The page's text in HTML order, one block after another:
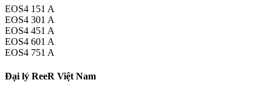
EOS4 151 A
EOS4 301 A
EOS4 451 A
EOS4 601 A
EOS4 751 A
Đại lý ReeR Việt Nam